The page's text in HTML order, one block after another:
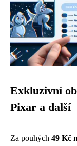
Exkluzivní
Pixar a další
Za pouhých 49 Kč